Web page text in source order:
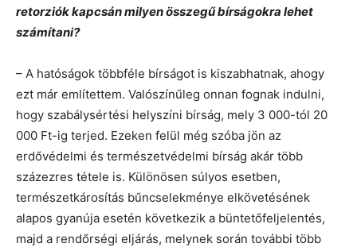
retorziók kapcsán milyen összegű bírságokra lehet
számítani?
– A hatóságok többféle bírságot is kiszabhatnak, ahogy
ezt már említettem. Valószínűleg onnan fognak indulni,
hogy szabálysértési helyszíni bírság, mely 3 000-tól 20
000 Ft-ig terjed. Ezeken felül még szóba jön az
erdővédelmi és természetvédelmi bírság akár több
százezres tétele is. Különösen súlyos esetben,
természetkárosítás bűncselekménye elkövetésének
alapos gyanúja esetén következik a büntetőfeljelentés,
majd a rendőrségi eljárás, melynek során további több